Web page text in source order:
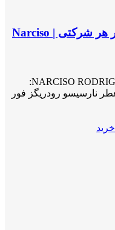
عطر ادکلن نارسیسو رودریگز فور هر شرکتی | Narciso
نارسیسو رودریگز فور هر NARCISO RODRIGUEZ for Her:
نارسیسو رودریگز فور